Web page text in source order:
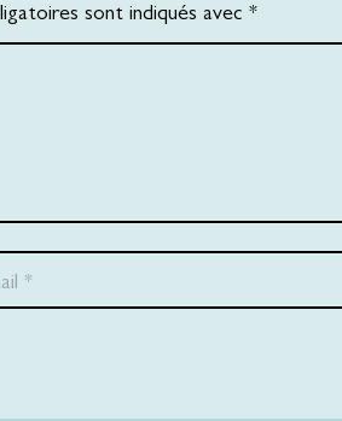
sont indiqués avec *